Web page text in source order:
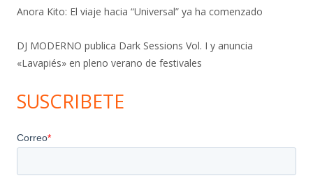
Anora Kito: El viaje hacia “Universal” ya ha comenzado
DJ MODERNO publica Dark Sessions Vol. I y anuncia
«Lavapiés» en pleno verano de festivales
SUSCRIBETE